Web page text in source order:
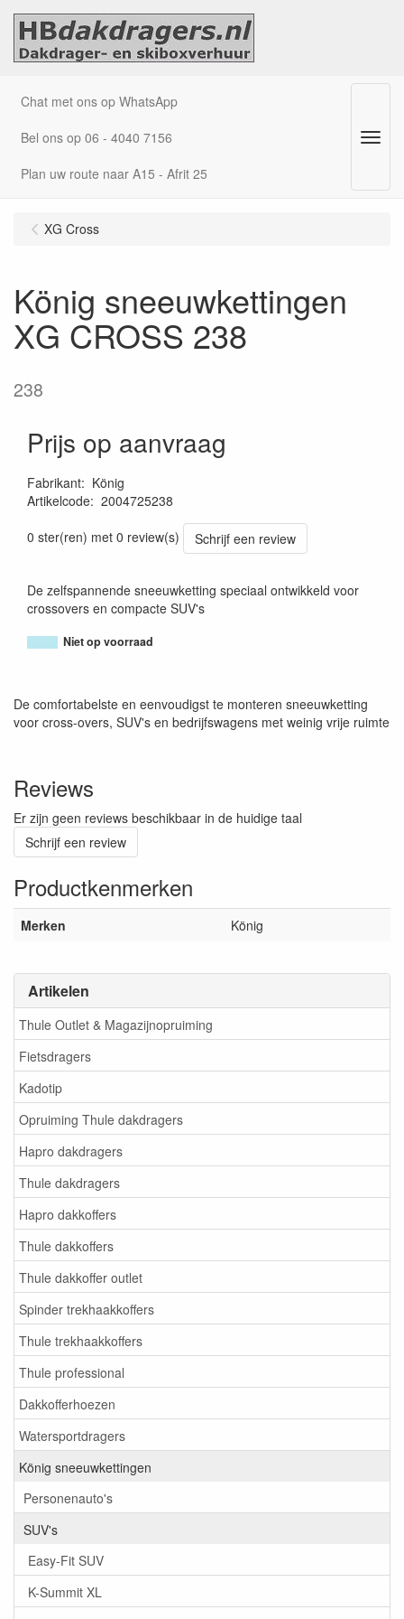
Chat met ons op WhatsApp
Bel ons op 06 - 4040 7156
Plan uw route naar A15 - Afrit 25
Menu
Artikelen
Thule Outlet & Magazijnopruiming
Fietsdragers
Kadotip
Opruiming Thule dakdragers
Hapro dakdragers
Thule dakdragers
Hapro dakkoffers
Thule dakkoffers
Thule dakkoffer outlet
Spinder trekhaakkoffers
Thule trekhaakkoffers
Thule professional
Dakkofferhoezen
Watersportdragers
König sneeuwkettingen
Personenauto's
SUV's
Easy-Fit SUV
K-Summit XL
XG Cross
König sneeuwkettingen
XG CROSS 238
238
Prijs op aanvraag
Fabrikant: König
Artikelcode: 2004725238
0 ster(ren) met 0 review(s)
Schrijf een review
De zelfspannende sneeuwketting speciaal ontwikkeld voor
crossovers en compacte SUV's
Niet op voorraad
De comfortabelste en eenvoudigst te monteren sneeuwketting
voor cross-overs, SUV's en bedrijfswagens met weinig vrije ruimte
Reviews
Er zijn geen reviews beschikbaar in de huidige taal
Schrijf een review
Productkenmerken
Merken König